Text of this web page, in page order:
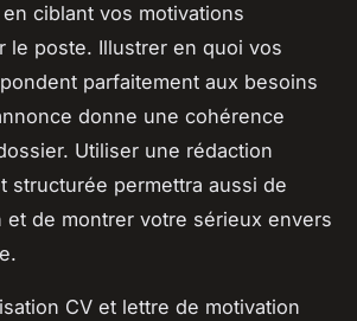
ciblant vos motivations
le poste. Illustrer en quoi vos
parfaitement aux besoins
donne une cohérence
Utiliser une rédaction
structurée permettra aussi de
et de montrer votre sérieux envers
CV et lettre de motivation